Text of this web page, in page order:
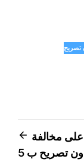
تصريح
على مخالفة
الحج بدون تصريح ب 5